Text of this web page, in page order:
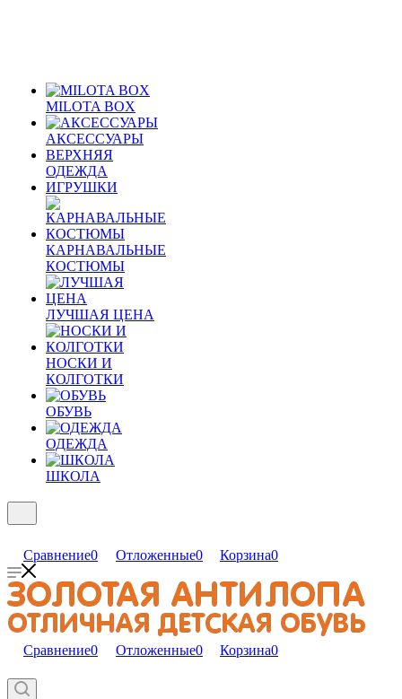
MILOTA BOX
АКСЕССУАРЫ
ВЕРХНЯЯ
ОДЕЖДА
ИГРУШКИ
КАРНАВАЛЬНЫЕ
КОСТЮМЫ
ЛУЧШАЯ ЦЕНА
НОСКИ И
КОЛГОТКИ
ОБУВЬ
ОДЕЖДА
ШКОЛА
Сравнение0 Отложенные0 Корзина0
Сравнение0 Отложенные0 Корзина0